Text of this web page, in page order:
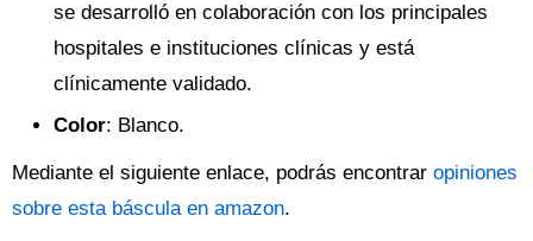
se desarrolló en colaboración con los principales
hospitales e instituciones clínicas y está
clínicamente validado.
Color: Blanco.
Mediante el siguiente enlace, podrás encontrar opiniones
sobre esta báscula en amazon.